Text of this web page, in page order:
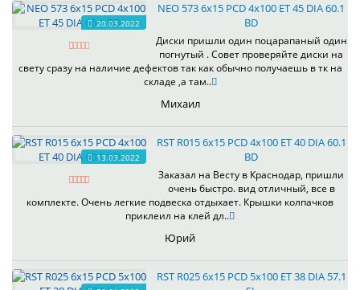
20.03.2022
NEO 573 6x15 PCD 4x100 ET 45 DIA 60.1
BD
Диски пришли один поцарапаный один
погнутый . Совет проверяйте диски на
свету сразу на наличие дефектов так как обычно получаешь в тк на
складе ,а там..
Михаил
13.03.2022
RST R015 6x15 PCD 4x100 ET 40 DIA 60.1
BD
Заказал на Весту в Краснодар, пришли
очень быстро. вид отличный, все в
комплекте. Очень легкие подвеска отдыхает. Крышки колпачков
приклеил на клей дл..
Юрий
RST R025 6x15 PCD 5x100 ET 38 DIA 57.1